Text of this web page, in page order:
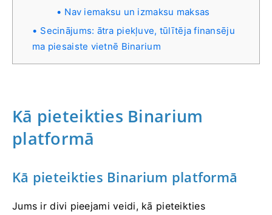
Nav iemaksu un izmaksu maksas
Secinājums: ātra piekļuve, tūlītēja finansēju
ma piesaiste vietnē Binarium
Kā pieteikties Binarium
platformā
Kā pieteikties Binarium platformā
Jums ir divi pieejami veidi, kā pieteikties